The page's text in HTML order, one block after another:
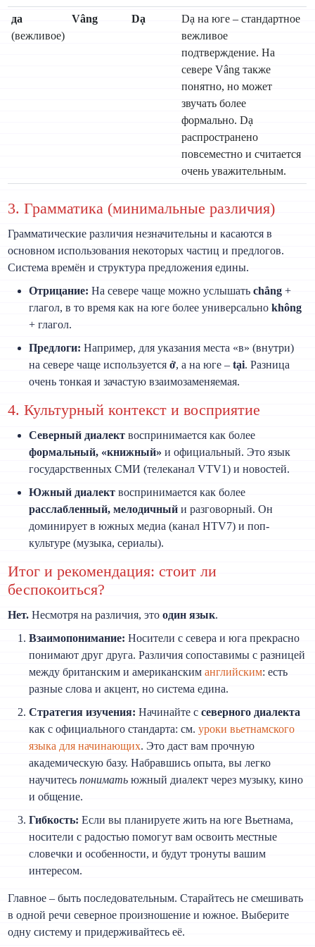
да
(вежливое)
Vâng Dạ
Dạ на юге – стандартное
вежливое
подтверждение. На
севере Vâng также
понятно, но может
звучать более
формально. Dạ
распространено
повсеместно и считается
очень уважительным.
3. Грамматика (минимальные различия)
Грамматические различия незначительны и касаются в
основном использования некоторых частиц и предлогов.
Система времён и структура предложения едины.
Отрицание: На севере чаще можно услышатьchẳng +
глагол, в то время как на юге более универсальноkhông
+ глагол.
Предлоги: Например, для указания места «в» (внутри)
на севере чаще используетсяở, а на юге –tại. Разница
очень тонкая и зачастую взаимозаменяемая.
4. Культурный контекст и восприятие
Северный диалект воспринимается как более
формальный, «книжный» и официальный. Это язык
государственных СМИ (телеканал VTV1) и новостей.
Южный диалект воспринимается как более
расслабленный, мелодичный и разговорный. Он
доминирует в южных медиа (канал HTV7) и поп-
культуре (музыка, сериалы).
Итог и рекомендация: стоит ли
беспокоиться?
Нет. Несмотря на различия, этоодин язык.
Взаимопонимание: Носители с севера и юга прекрасно
понимают друг друга. Различия сопоставимы с разницей
между британским и американскиманглийским: есть
разные слова и акцент, но система едина.
Стратегия изучения: Начинайте ссеверного диалекта
как с официального стандарта: см.уроки вьетнамского
языка для начинающих. Это даст вам прочную
академическую базу. Набравшись опыта, вы легко
научитесьпонимать южный диалект через музыку, кино
и общение.
Гибкость: Если вы планируете жить на юге Вьетнама,
носители с радостью помогут вам освоить местные
словечки и особенности, и будут тронуты вашим
интересом.
Главное – быть последовательным. Старайтесь не смешивать
в одной речи северное произношение и южное. Выберите
одну систему и придерживайтесь её.